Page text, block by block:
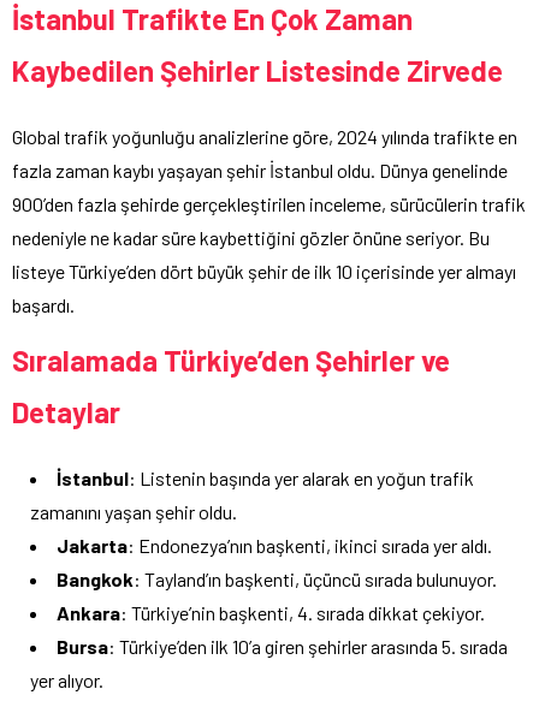
İstanbul Trafikte En Çok Zaman
Kaybedilen Şehirler Listesinde Zirvede
Global trafik yoğunluğu analizlerine göre, 2024 yılında trafikte en
fazla zaman kaybı yaşayan şehir İstanbul oldu. Dünya genelinde
900’den fazla şehirde gerçekleştirilen inceleme, sürücülerin trafik
nedeniyle ne kadar süre kaybettiğini gözler önüne seriyor. Bu
listeye Türkiye’den dört büyük şehir de ilk 10 içerisinde yer almayı
başardı.
Sıralamada Türkiye’den Şehirler ve
Detaylar
İstanbul: Listenin başında yer alarak en yoğun trafik
zamanını yaşan şehir oldu.
Jakarta: Endonezya’nın başkenti, ikinci sırada yer aldı.
Bangkok: Tayland’ın başkenti, üçüncü sırada bulunuyor.
Ankara: Türkiye’nin başkenti, 4. sırada dikkat çekiyor.
Bursa: Türkiye’den ilk 10’a giren şehirler arasında 5. sırada
yer alıyor.